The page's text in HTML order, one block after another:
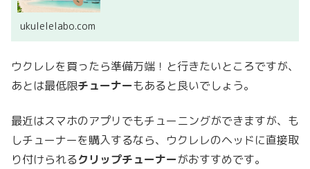
ukulelelabo.com
ウクレレを買ったら準備万端！と行きたいところですが、
あとは最低限チューナーもあると良いでしょう。
最近はスマホのアプリでもチューニングができますが、も
しチューナーを購入するなら、ウクレレのヘッドに直接取
り付けられるクリップチューナーがおすすめです。